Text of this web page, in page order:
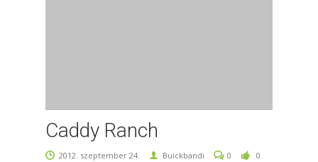
Caddy Ranch
2012. szeptember 24. Buickbandi 0 0